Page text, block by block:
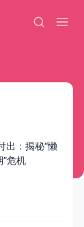
出：揭秘“懒
”危机